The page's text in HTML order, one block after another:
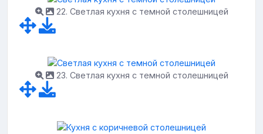
22. Светлая кухня с темной столешницей
23. Светлая кухня с темной столешницей